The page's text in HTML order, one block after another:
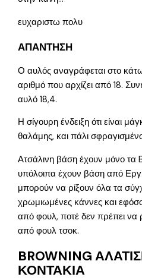
ευχαριστω πολυ
ΑΠΑΝΤΗΣΗ
Ο αυλός αναγράφεται στο
αριθμό που αρχίζει από 18.
αυλό 18,4.
Η σίγουρη ένδειξη ότι είναι
θαλάμης, και πάλι
Ατσάλινη βάση έχουν μόνο τα
υπόλοιπα έχουν βάση από
μπορούν να ρίξουν όλα τα
χρωμιωμένες κάννες και
από φουλ, ποτέ δεν πρέπει να
από φουλ τσοκ.
BROWNING
ΚΟΝΤΑΚΙΑ